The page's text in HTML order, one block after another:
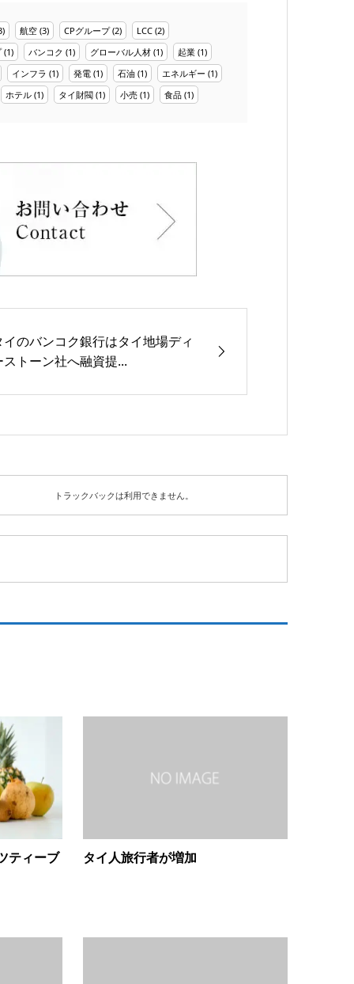
航空 (3) CPグループ(2) LCC (2)
(1) バンコク (1) グローバル人材 (1) 起業 (1)
インフラ (1) 発電 (1) 石油 (1) エネルギー (1)
ホテル (1) タイ財閥 (1) 小売 (1) 食品 (1)
イのバンコク銀行はタイ地場ディ
ストーン社へ融資提...
トラックバックは利用できません。
ティーブ タイ人旅行者が増加